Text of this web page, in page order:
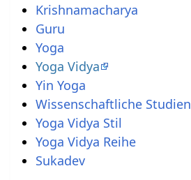
Krishnamacharya
Guru
Yoga
Yoga Vidya
Yin Yoga
Wissenschaftliche Studien
Yoga Vidya Stil
Yoga Vidya Reihe
Sukadev